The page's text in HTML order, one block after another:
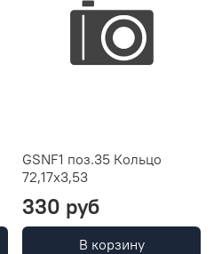
GSNF1 поз.35 Кольцо
72,17х3,53
330 руб
В корзину